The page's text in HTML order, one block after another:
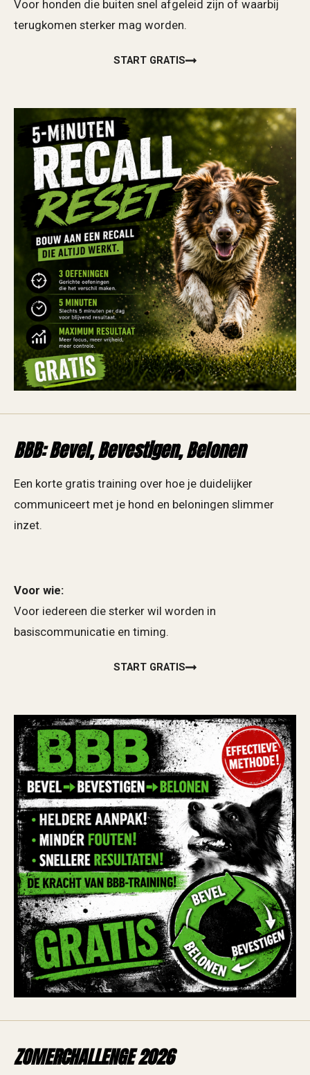
Voor honden die buiten snel afgeleid zijn of waarbij
terugkomen sterker mag worden.
START GRATIS
BBB: Bevel, Bevestigen, Belonen
Een korte gratis training over hoe je duidelijker
communiceert met je hond en beloningen slimmer
inzet.
Voor wie:
Voor iedereen die sterker wil worden in
basiscommunicatie en timing.
START GRATIS
ZOMERCHALLENGE 2026